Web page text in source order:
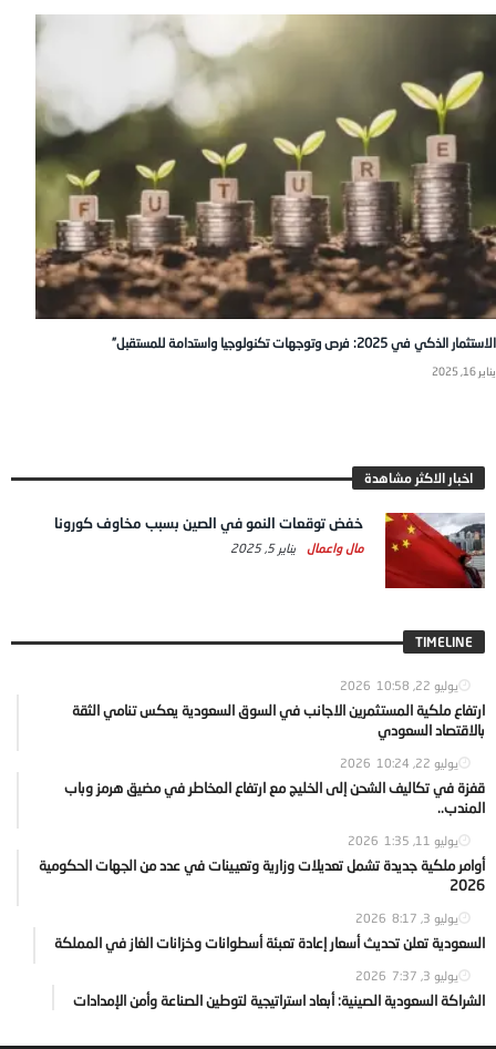
الاستثمار الذكي في 2025: فرص وتوجهات تكنولوجيا واستدامة للمستقبل”
يناير 16, 2025
اخبار الاكثر مشاهدة
خفض توقعات النمو في الصين بسبب مخاوف كورونا
مال واعمال يناير 5, 2025
TIMELINE
يوليو 22, 2026 10:58
ارتفاع ملكية المستثمرين الاجانب في السوق السعودية يعكس تنامي الثقة
بالاقتصاد السعودي
يوليو 22, 2026 10:24
قفزة في تكاليف الشحن إلى الخليج مع ارتفاع المخاطر في مضيق هرمز وباب
المندب..
يوليو 11, 2026 1:35
أوامر ملكية جديدة تشمل تعديلات وزارية وتعيينات في عدد من الجهات الحكومية
2026
يوليو 3, 2026 8:17
السعودية تعلن تحديث أسعار إعادة تعبئة أسطوانات وخزانات الغاز في المملكة
يوليو 3, 2026 7:37
الشراكة السعودية الصينية: أبعاد استراتيجية لتوطين الصناعة وأمن الإمدادات